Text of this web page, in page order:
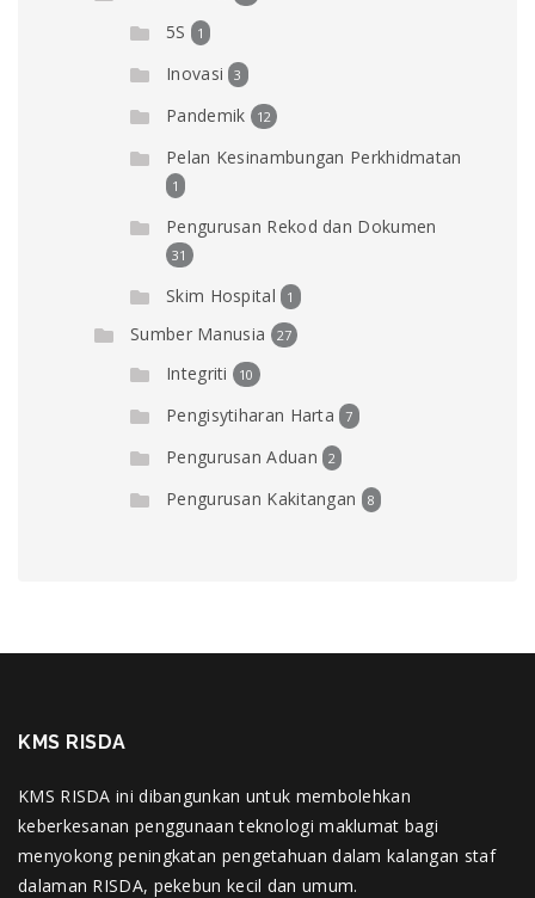
5S 1
Inovasi 3
Pandemik 12
Pelan Kesinambungan Perkhidmatan
1
Pengurusan Rekod dan Dokumen
31
Skim Hospital 1
Sumber Manusia 27
Integriti 10
Pengisytiharan Harta 7
Pengurusan Aduan 2
Pengurusan Kakitangan 8
KMS RISDA
KMS RISDA ini dibangunkan untuk membolehkan
keberkesanan penggunaan teknologi maklumat bagi
menyokong peningkatan pengetahuan dalam kalangan staf
dalaman RISDA, pekebun kecil dan umum.